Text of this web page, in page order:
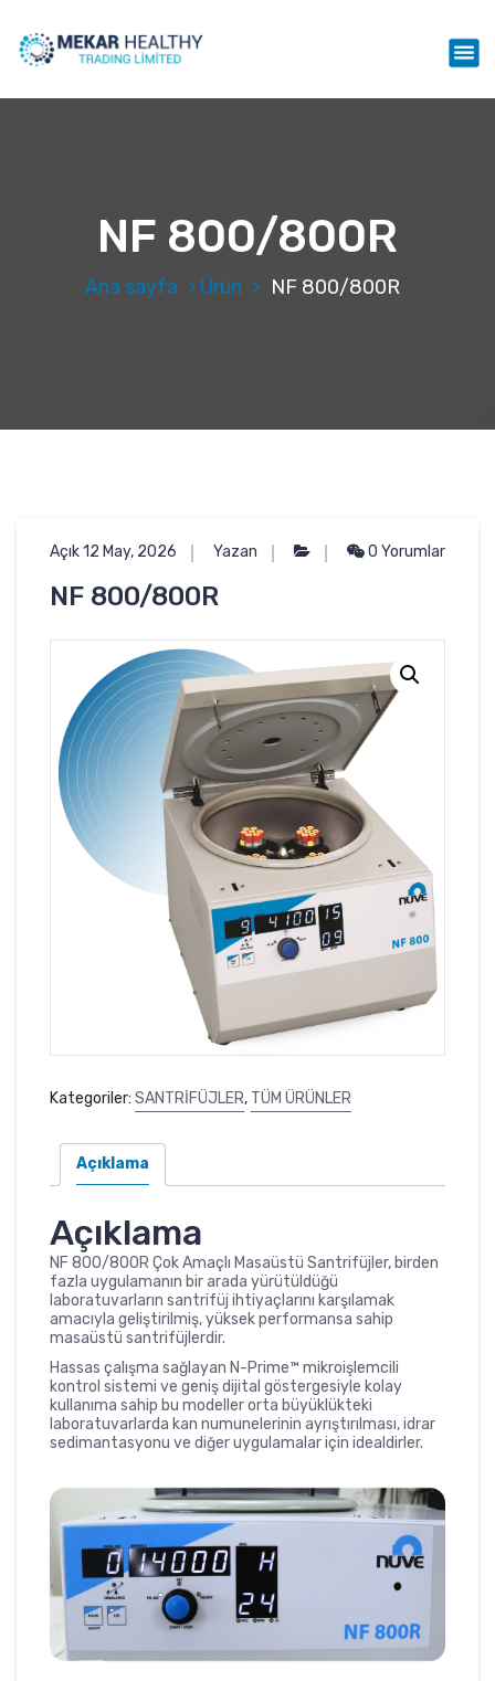
Mekar Healthy Trading LTD
NF 800/800R
Ana sayfa Ürün NF 800/800R
Açık 12 May, 2026 Yazan 0 Yorumlar
NF 800/800R
Kategoriler: SANTRİFÜJLER, TÜM ÜRÜNLER
Açıklama
Açıklama
NF 800/800R Çok Amaçlı Masaüstü Santrifüjler, birden
fazla uygulamanın bir arada yürütüldüğü
laboratuvarların santrifüj ihtiyaçlarını karşılamak
amacıyla geliştirilmiş, yüksek performansa sahip
masaüstü santrifüjlerdir.
Hassas çalışma sağlayan N-Prime™ mikroişlemcili
kontrol sistemi ve geniş dijital göstergesiyle kolay
kullanıma sahip bu modeller orta büyüklükteki
laboratuvarlarda kan numunelerinin ayrıştırılması, idrar
sedimantasyonu ve diğer uygulamalar için idealdirler.